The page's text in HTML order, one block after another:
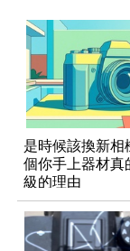
是時候該換新相
個你手上器材真
級的理由